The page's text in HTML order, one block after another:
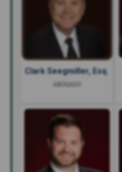
Clark Seegmiller, Esq.
ABOGADO